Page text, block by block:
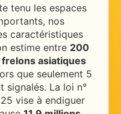
tenu les espaces
nos
caractéristiques
estime entre 200
asiatiques
que seulement 5
signalés. La loi n°
vise à endiguer